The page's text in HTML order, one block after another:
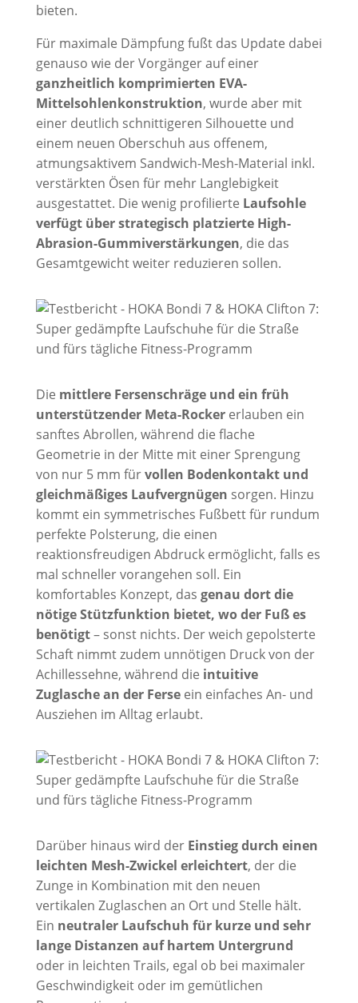
bieten.
Für maximale Dämpfung fußt das Update dabei
genauso wie der Vorgänger auf einer
ganzheitlich komprimierten EVA-
Mittelsohlenkonstruktion, wurde aber mit
einer deutlich schnittigeren Silhouette und
einem neuen Oberschuh aus offenem,
atmungsaktivem Sandwich-Mesh-Material inkl.
verstärkten Ösen für mehr Langlebigkeit
ausgestattet. Die wenig profilierte Laufsohle
verfügt über strategisch platzierte High-
Abrasion-Gummiverstärkungen, die das
Gesamtgewicht weiter reduzieren sollen.
Die mittlere Fersenschräge und ein früh
unterstützender Meta-Rockererlauben ein
sanftes Abrollen, während die flache
Geometrie in der Mitte mit einer Sprengung
von nur 5 mm fürvollen Bodenkontakt und
gleichmäßiges Laufvergnügen sorgen. Hinzu
kommt ein symmetrisches Fußbett für rundum
perfekte Polsterung, die einen
reaktionsfreudigen Abdruck ermöglicht, falls es
mal schneller vorangehen soll. Ein
komfortables Konzept, das genau dort die
nötige Stützfunktion bietet, wo der Fuß es
benötigt– sonst nichts. Der weich gepolsterte
Schaft nimmt zudem unnötigen Druck von der
Achillessehne, während die intuitive
Zuglasche an der Ferseein einfaches An- und
Ausziehen im Alltag erlaubt.
Darüber hinaus wird der Einstieg durch einen
leichten Mesh-Zwickel erleichtert, der die
Zunge in Kombination mit den neuen
vertikalen Zuglaschen an Ort und Stelle hält.
Ein neutraler Laufschuh für kurze und sehr
lange Distanzen auf hartem Untergrund
oder in leichten Trails, egal ob bei maximaler
Geschwindigkeit oder im gemütlichen